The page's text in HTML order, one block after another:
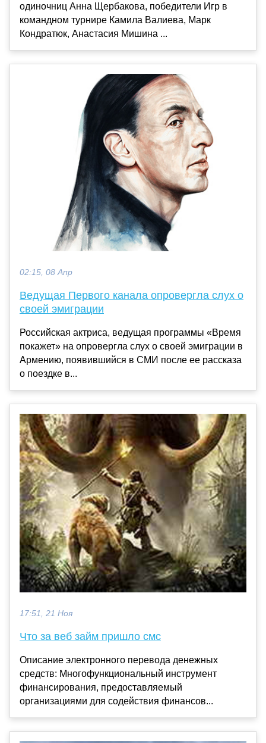
одиночниц Анна Щербакова, победители Игр в
командном турнире Камила Валиева, Марк
Кондратюк, Анастасия Мишина ...
02:15, 08 Апр
Ведущая Первого канала опровергла слух о
своей эмиграции
Российская актриса, ведущая программы «Время
покажет» на опровергла слух о своей эмиграции в
Армению, появившийся в СМИ после ее рассказа
о поездке в...
17:51, 21 Ноя
Что за веб займ пришло смс
Описание электронного перевода денежных
средств: Многофункциональный инструмент
финансирования, предоставляемый
организациями для содействия финансов...